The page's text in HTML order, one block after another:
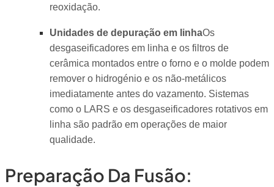
reoxidação.
Unidades de depuração em linhaOs
desgaseificadores em linha e os filtros de
cerâmica montados entre o forno e o molde podem
remover o hidrogénio e os não-metálicos
imediatamente antes do vazamento. Sistemas
como o LARS e os desgaseificadores rotativos em
linha são padrão em operações de maior
qualidade.
Preparação Da Fusão: